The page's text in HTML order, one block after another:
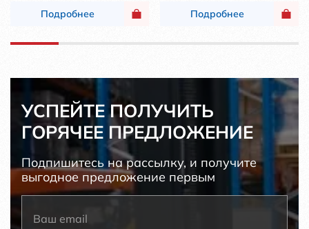
Подробнее Подробнее
УСПЕЙТЕ ПОЛУЧИТЬ
ГОРЯЧЕЕ ПРЕДЛОЖЕНИЕ
Подпишитесь на рассылку, и получите
выгодное предложение первым